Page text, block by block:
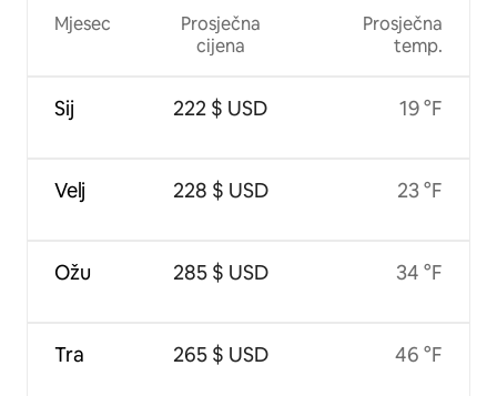
Mjesec
Sij
Velj
Ožu
Tra
Prosječna
cijena
222 $ USD
228 $ USD
285 $ USD
265 $ USD
Prosječna
temp.
19 °F
23 °F
34 °F
46 °F